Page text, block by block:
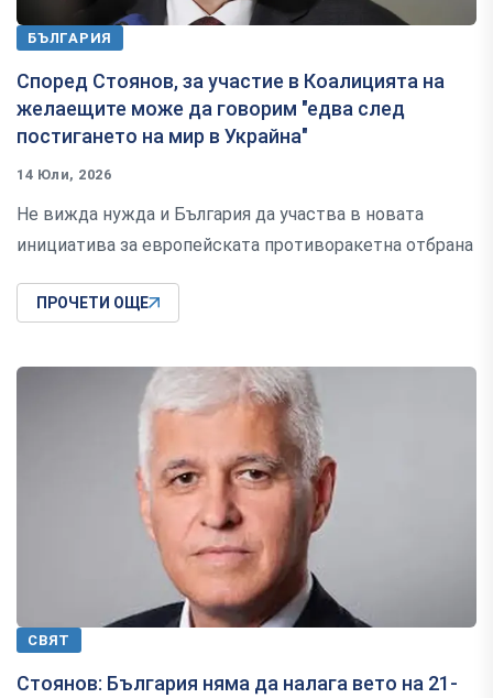
БЪЛГАРИЯ
Според Стоянов, за участие в Коалицията на
желаещите може да говорим "едва след
постигането на мир в Украйна"
14 Юли, 2026
Не вижда нужда и България да участва в новата
инициатива за европейската противоракетна отбрана
ПРОЧЕТИ ОЩЕ
СВЯТ
Стоянов: България няма да налага вето на 21-